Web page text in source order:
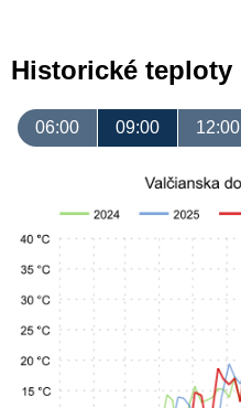
Historické teploty
06:00 09:00 12:00